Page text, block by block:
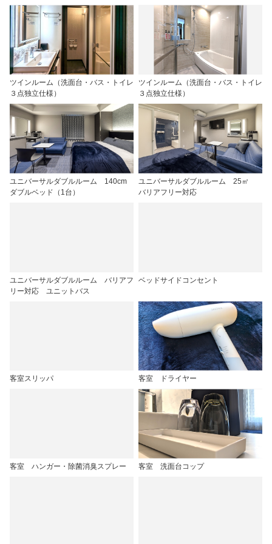
ツインルーム（洗面台・バス・トイレ
３点独立仕様）
ツインルーム（洗面台・バス・トイレ
３点独立仕様）
ユニバーサルダブルルーム 140cm
ダブルベッド（1台）
ユニバーサルダブルルーム 25㎡
バリアフリー対応
ユニバーサルダブルルーム バリアフ
リー対応 ユニットバス
ベッドサイドコンセント
客室スリッパ 客室 ドライヤー
客室 ハンガー・除菌消臭スプレー 客室 洗面台コップ